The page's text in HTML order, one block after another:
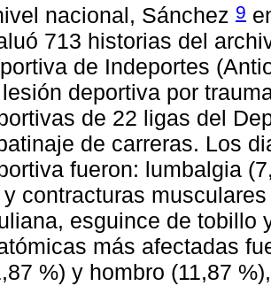
nacional, Sánchez 9
713 historias del
de Indeportes
deportiva por
de 22 ligas del
de carreras. Los
fueron: lumbalgia
y contracturas
esguince de tobillo
más afectadas
%) y hombro (11,87